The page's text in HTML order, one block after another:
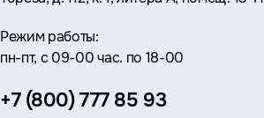
Режим работы:
пн-пт, с 09-00 час. по 18-00
Телефон:
+7 (800) 777 85 93